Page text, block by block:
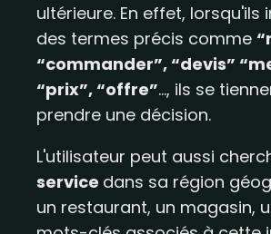
ultérieure. En effet, lorsqu'ils
des termes précis comme
“commander”, “devis”
“prix”, “offre”..., ils se
prendre une décision.
L'utilisateur peut aussi
service dans sa région
un restaurant, un magasin,